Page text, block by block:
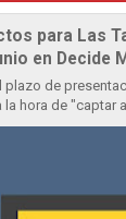
para Las
en Decide
plazo de
hora de "captar